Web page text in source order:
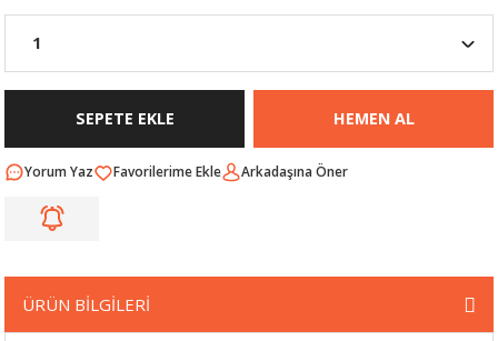
SEPETE EKLE HEMEN AL
Yorum Yaz Arkadaşına Öner
ÜRÜN BİLGİLERİ